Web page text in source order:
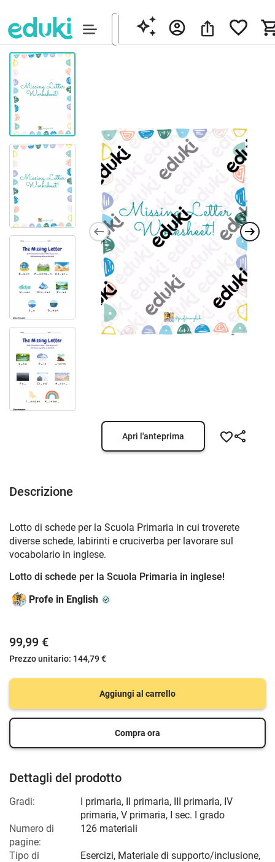
Apri l'anteprima
Descrizione
Lotto di schede per la Scuola Primaria in cui troverete
diverse schede, labirinti e cruciverba per lavorare sul
vocabolario in inglese.
Lotto di schede per la Scuola Primaria in inglese!
Profe in English
99,99 €
Prezzo unitario: 144,79 €
Aggiungi al carrello
Compra ora
Dettagli del prodotto
Gradi: I primaria, II primaria, III primaria, IV
primaria, V primaria, I sec. I grado
Numero di
pagine:
126 materiali
Tipo di
Esercizi, Materiale di supporto/inclusione,